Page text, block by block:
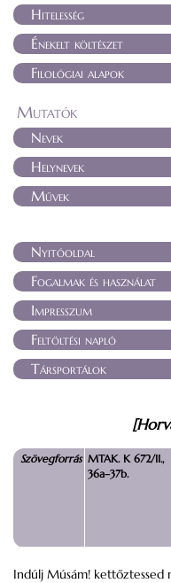
Hitelesség
Énekelt költészet
Filológiai alapok
Mutatók
Nevek
Helynevek
Művek
Nyitóoldal
Fogalmak és használat
Impresszum
Feltöltési napló
Társportálok
Szövegforrás MTAK. K 672/II.,
36a–37b.
Indúlj Músám! kettőztessed